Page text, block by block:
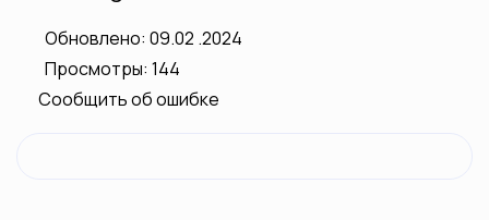
Обновлено: 09.02 .2024
Просмотры: 144
Сообщить об ошибке